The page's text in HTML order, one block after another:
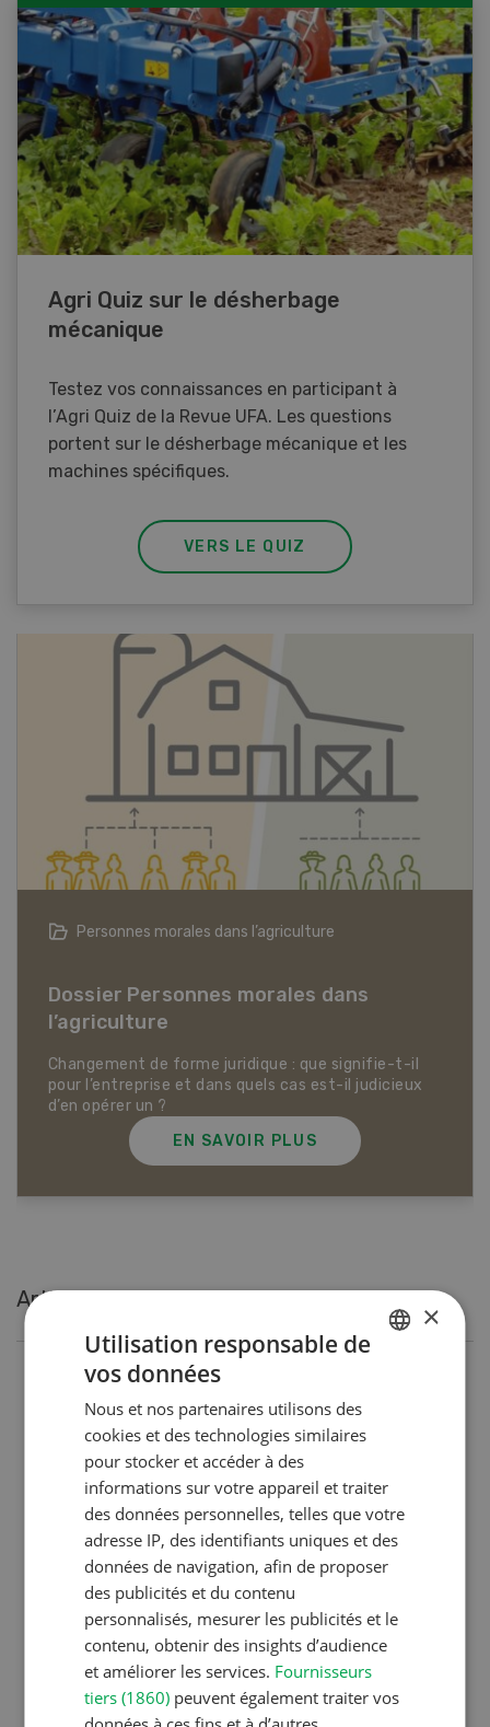
Agri Quiz sur le désherbage
mécanique
Testez vos connaissances en participant à
l’Agri Quiz de la Revue UFA. Les questions
portent sur le désherbage mécanique et les
machines spécifiques.
VERS LE QUIZ
Articles biologiques
Dossier Articles biologiques
EN SAVOIR PLUS
Articles les plus lues
Production animale
Noms de vaches en Suisse :
liste de A à Z
Production animale
L’aide du vétérinaire: «Que
faire en cas de diarrhée
chez les chèvres ? »
Production végétale
×
Utilisation responsable de
vos données
Nous et nos partenaires utilisons des
cookies et des technologies similaires
pour stocker et accéder à des
informations sur votre appareil et traiter
des données personnelles, telles que votre
adresse IP, des identifiants uniques et des
données de navigation, afin de proposer
des publicités et du contenu
personnalisés, mesurer les publicités et le
contenu, obtenir des insights d’audience
et améliorer les services. Fournisseurs
tiers (1860) peuvent également traiter vos